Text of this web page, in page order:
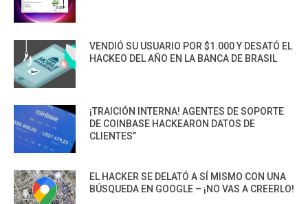
VENDIÓ SU USUARIO POR $1.000 Y DESATÓ EL
HACKEO DEL AÑO EN LA BANCA DE BRASIL
¡TRAICIÓN INTERNA! AGENTES DE SOPORTE
DE COINBASE HACKEARON DATOS DE
CLIENTES”
EL HACKER SE DELATÓ A SÍ MISMO CON UNA
BÚSQUEDA EN GOOGLE – ¡NO VAS A CREERLO!